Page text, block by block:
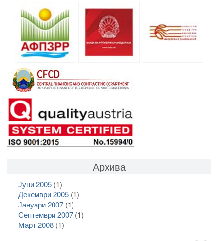
Архива
Јуни 2005(1)
Декември 2005(1)
Јануари 2007(1)
Септември 2007(1)
Март 2008(1)